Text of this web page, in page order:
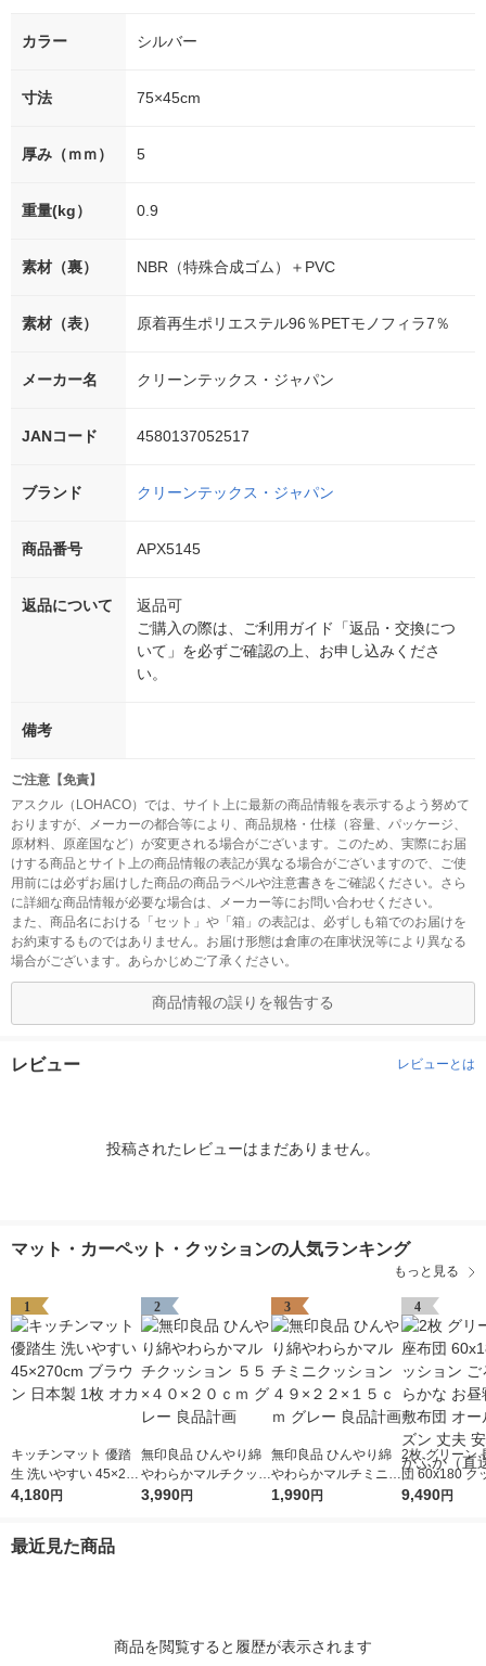
カラー シルバー
寸法 75×45cm
厚み（ｍｍ） 5
重量(kg） 0.9
素材（裏） NBR（特殊合成ゴム）＋PVC
素材（表） 原着再生ポリエステル96％PETモノフィラ7％
メーカー名 クリーンテックス・ジャパン
JANコード 4580137052517
ブランド クリーンテックス・ジャパン
商品番号 APX5145
返品について
返品可
ご購入の際は、ご利用ガイド「返品・交換につ
いて」を必ずご確認の上、お申し込みくださ
い。
備考
ご注意【免責】
アスクル（LOHACO）では、サイト上に最新の商品情報を表示するよう努めて
おりますが、メーカーの都合等により、商品規格・仕様（容量、パッケージ、
原材料、原産国など）が変更される場合がございます。このため、実際にお届
けする商品とサイト上の商品情報の表記が異なる場合がございますので、ご使
用前には必ずお届けした商品の商品ラベルや注意書きをご確認ください。さら
に詳細な商品情報が必要な場合は、メーカー等にお問い合わせください。
また、商品名における「セット」や「箱」の表記は、必ずしも箱でのお届けを
お約束するものではありません。お届け形態は倉庫の在庫状況等により異なる
場合がございます。あらかじめご了承ください。
商品情報の誤りを報告する
レビュー レビューとは
投稿されたレビューはまだありません。
マット・カーペット・クッションの人気ランキング
もっと見る
1
キッチンマット 優踏
生 洗いやすい 45×270
cm ブラウン 日本製 1
4,180円
2
無印良品 ひんやり綿
やわらかマルチクッシ
ョン ５５×４０×２０
3,990円
3
無印良品 ひんやり綿
やわらかマルチミニク
ッション ４９×２２×
1,990円
4
2枚 グリーン
団 60x180 ク
ごろ寝 柔らか
9,490円
最近見た商品
商品を閲覧すると履歴が表示されます